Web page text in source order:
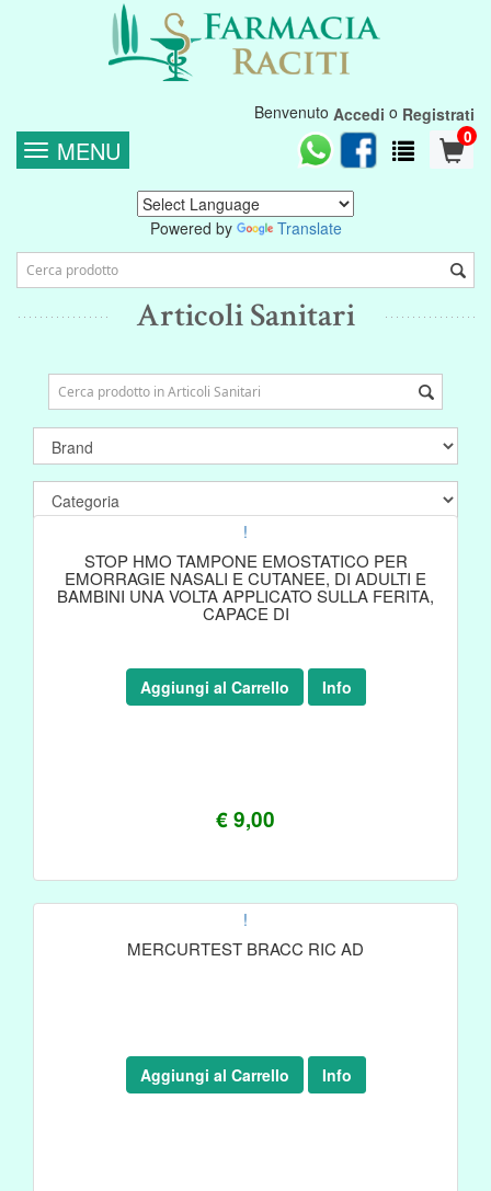
Benvenuto Accedi o Registrati
0
MENU
Powered by Translate
Articoli Sanitari
!
STOP HMO TAMPONE EMOSTATICO PER
EMORRAGIE NASALI E CUTANEE, DI ADULTI E
BAMBINI UNA VOLTA APPLICATO SULLA FERITA,
CAPACE DI
€ 9,00
Aggiungi al Carrello Info
!
MERCURTEST BRACC RIC AD
Aggiungi al Carrello Info